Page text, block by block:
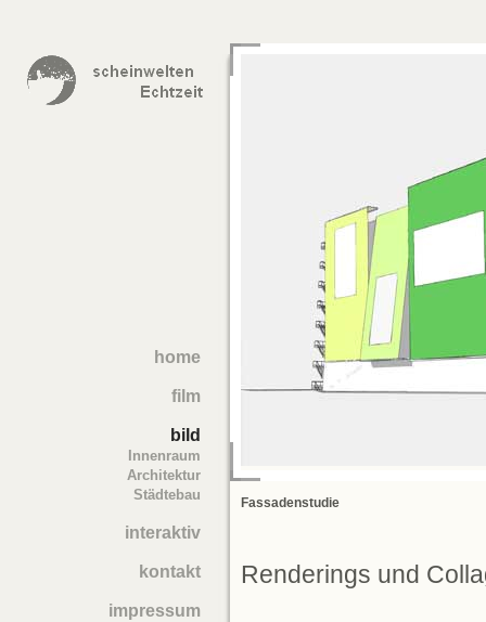
home
film
bild
Innenraum
Architektur
Städtebau
interaktiv
kontakt
impressum
Fassadenstudie
Renderings und